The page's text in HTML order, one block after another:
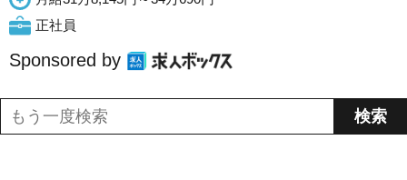
正社員
Sponsored by